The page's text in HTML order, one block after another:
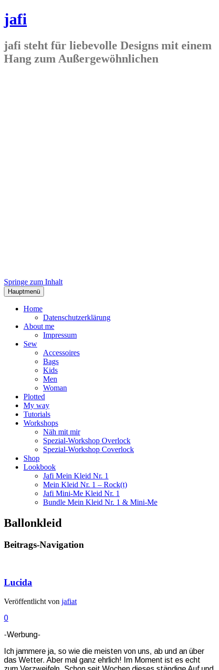
jafi
jafi steht für liebevolle Designs mit einem
Hang zum Außergewöhnlichen
Springe zum Inhalt
Hauptmenü
Home
Datenschutzerklärung
About me
Impressum
Sew
Accessoires
Bags
Kids
Men
Woman
Plotted
My way
Tutorials
Workshops
Näh mit mir
Spezial-Workshop Overlock
Spezial-Workshop Coverlock
Shop
Lookbook
Jafi Mein Kleid Nr. 1
Mein Kleid Nr. 1 – Rock(t)
Jafi Mini-Me Kleid Nr. 1
Bundle Mein Kleid Nr. 1 & Mini-Me
Ballonkleid
Beitrags-Navigation
Lucida
Veröffentlicht von jafiat
0
-Werbung-
Ich jammere ja, so wie die meisten von uns, ab und an über
das Wetter. Aber mal ganz ehrlich! Im Moment ist es echt